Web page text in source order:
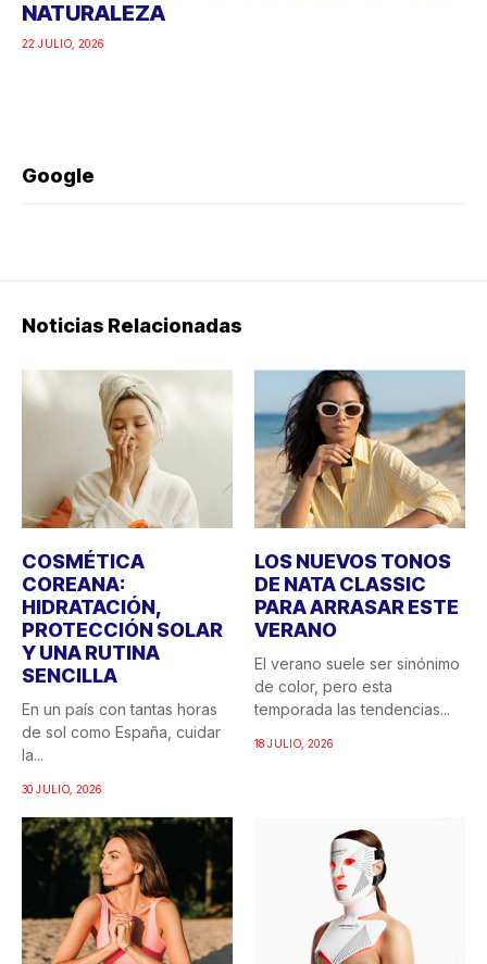
NATURALEZA
22 JULIO, 2026
Google
Noticias Relacionadas
COSMÉTICA
COREANA:
HIDRATACIÓN,
PROTECCIÓN SOLAR
Y UNA RUTINA
SENCILLA
En un país con tantas horas
de sol como España, cuidar
la...
30 JULIO, 2026
LOS NUEVOS TONOS
DE NATA CLASSIC
PARA ARRASAR ESTE
VERANO
El verano suele ser sinónimo
de color, pero esta
temporada las tendencias...
18 JULIO, 2026